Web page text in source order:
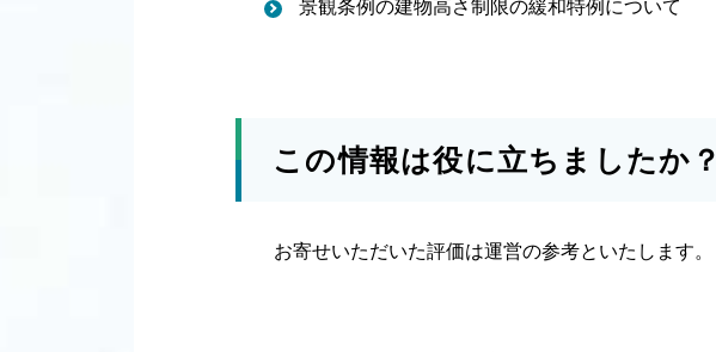
景観条例の建物高さ制限の緩和特例について
この情報は役に立ちましたか？
お寄せいただいた評価は運営の参考といたします。